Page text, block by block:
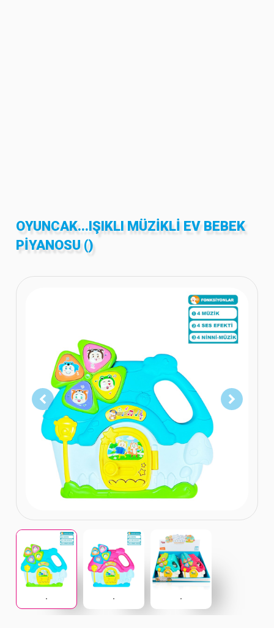
OYUNCAK...IŞIKLI MÜZIKLI EV BEBEK
PIYANOSU ()
. . .